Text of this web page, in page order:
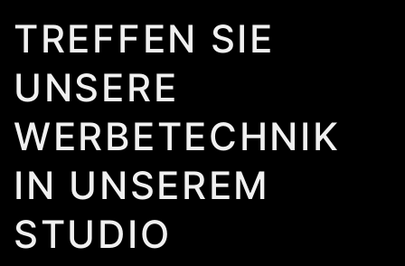
TREFFEN SIE
UNSERE
WERBETECHNIK
IN UNSEREM
STUDIO